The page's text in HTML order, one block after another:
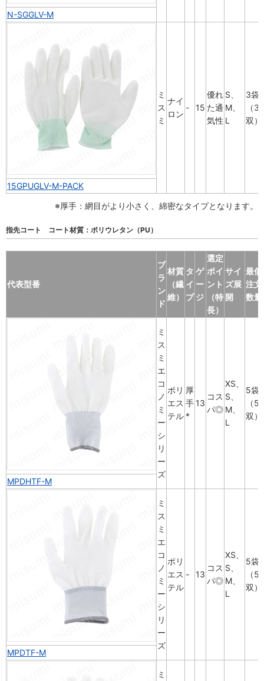
N-SGGLV-M
ミ
ス
ミ
ナイ
ロン
- 15
優れ
た通
気性
S、
M、
L
3袋
（30
双）
15GPUGLV-M-PACK
※厚手：網目がより小さく、綿密なタイプとなります。
指先コート コート材質：ポリウレタン（PU）
代表型番
ブ
ラ
ン
ド
材質
（繊
維）
タ
イ
プ
ゲ
ー
ジ
選定
ポイ
ント
（特
長）
サイ
ズ展
開
最低
注文
数量
ミ
ス
ミ
エ
コ
ノ
ミ
ー
シ
リ
ー
ズ
ポリ
エス
テル
厚
手
*
13
コス
パ◎
XS、
S、
M、
L
5袋
（50
双）
MPDHTF-M
ミ
ス
ミ
エ
コ
ノ
ミ
ー
シ
リ
ー
ズ
ポリ
エス
テル
- 13
コス
パ◎
XS、
S、
M、
L
5袋
（50
双）
MPDTF-M
ミ